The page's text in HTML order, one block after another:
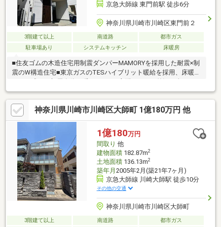
京急大師線 東門前駅 徒歩6分
神奈川県川崎市川崎区東門前２
3階建て以上 南道路
都市ガス
駐車場あり
システムキッチン 床暖房
■住友ゴムの木造住宅用制震ダンパーMAMORYを採用した耐震×制
震のW構造住宅■東京ガスのTESハイブリット暖給を採用、床暖房
シンプルなデザイン。不在時でも荷物を受け取れるため、時間を
気にせず外出できます。■見た目の美しさもこだわったシステム
キッチン。食洗器付きで時短と節水に。日々の家事にゆとりが生
まれます。■収納充実の対面キッチンには、背面に可動棚タイプ
のパントリーがついた収納豊富なキッチン。対面型の為、お子様
の様子をみながら料理ができ安心です。■南側バルコニー2 箇所あ
り、洗濯物をたくさん干せる南向きのバルコニー
神奈川県川崎市川崎区大師町 1億180万円 他
1億180万円
間取り 他
建物面積182.87m2
土地面積136.13m2
築年月 2005年2月(築21年7ヶ月)
京急大師線 川崎大師駅 徒歩10分
その他の交通
神奈川県川崎市川崎区大師町
3階建て以上 南道路
都市ガス